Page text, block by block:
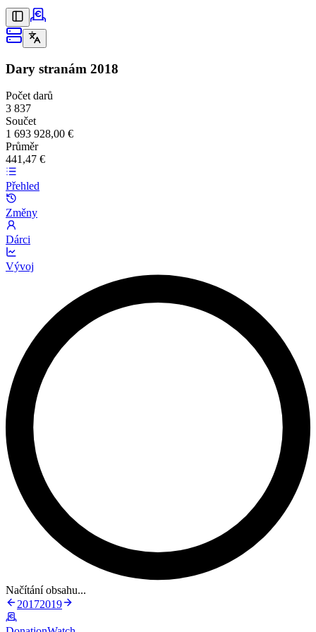
Dary stranám 2018
Počet darů
3 837
Součet
1 693 928,00 €
Průměr
441,47 €
Přehled
Změny
Dárci
Vývoj
Načítání obsahu...
20172019